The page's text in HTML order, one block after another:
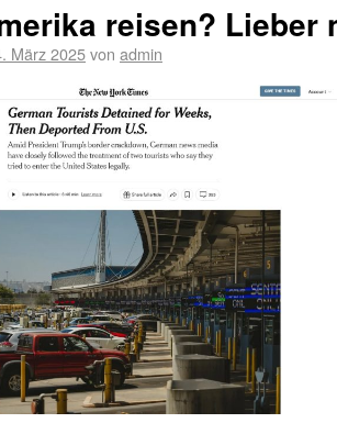
reisen?
März 2025von admin